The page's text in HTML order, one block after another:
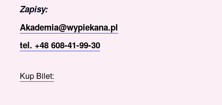
Zapisy:
Akademia@wypiekana.pl
tel. +48 608-41-99-30
Kup Bilet: